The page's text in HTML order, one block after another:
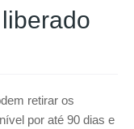
retirar os
por até 90 dias e